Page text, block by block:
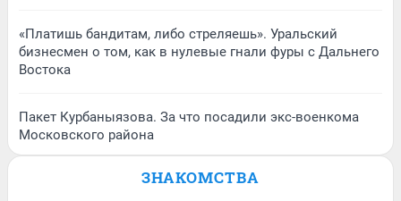
«Платишь бандитам, либо стреляешь». Уральский
бизнесмен о том, как в нулевые гнали фуры с Дальнего
Востока
Пакет Курбаныязова. За что посадили экс-военкома
Московского района
ЗНАКОМСТВА